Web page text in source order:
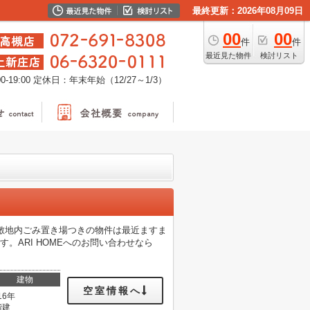
最終更新：2026年08月09日
00件
最近見た物件
00件
検討リスト
19:00 定休日：年末年始（12/27～1/3）
内ごみ置き場つきの物件は最近ますま
。ARI HOMEへのお問い合わせなら
建物
年
建
空室情報へ